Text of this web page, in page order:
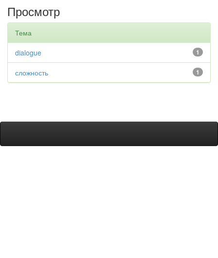
Просмотр
Тема
1
dialogue
1
сложность